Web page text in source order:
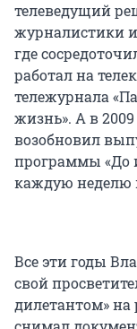
телеведущий
журналистики
где
работал на
тележурнала
жизнь». А в 2009
возобновил
программы «До
каждую неделю
Все эти годы
свой
дилетантом» на